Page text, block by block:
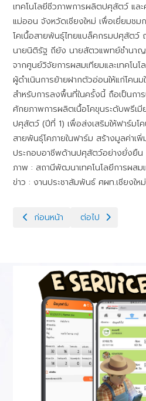
เทคโนโลยีชีวภาพการผลิตปศุสัตว์ แ
แม่ออน จังหวัดเชียงใหม่ เพื่อเยี่ยมชม
โคเนื้อสายพันธุ์ไทยแบล็คกรมปศุสัต
นายนิติรัฐ ถียัง นายสัตวแพทย์ชำนา
จากศูนย์วิจัยการผสมเทียมและเทคโนโ
ผู้ดำเนินการย้ายฝากตัวอ่อนให้แก่โคน
สำหรับการลงพื้นที่ในครั้งนี้ ถือเป็นกา
ศักยภาพการผลิตเนื้อโคขุนระดับพรีเ
ปศุสัตว์ (ปีที่ 1) เพื่อส่งเสริมให้ฟาร์มโ
สายพันธุ์โคภายในฟาร์ม สร้างมูลค่าเพิ่
ประกอบอาชีพด้านปศุสัตว์อย่างยั่งยืน
ภาพ : สถานีพัฒนาเทคโนโลยีการผสม
ข่าว : งานประชาสัมพันธ์ ศผท.เชียงใหม่
เนื้อหาก่อนหน้า: วันที่ 21 มกราคม
ก่อนหน้า เนื้อหาถัดไป: วัน
ต่อไป